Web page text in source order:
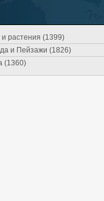
растения (1399)
и Пейзажи (1826)
(1360)